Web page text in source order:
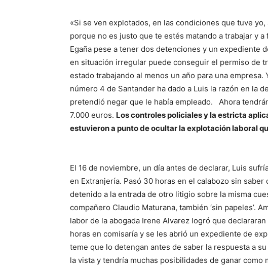
«Si se ven explotados, en las condiciones que tuve
porque no es justo que te estés matando a trabajar y
Egaña pese a tener dos detenciones y un expediente
en situación irregular puede conseguir el permiso de
estado trabajando al menos un año para una
número 4 de Santander ha dado a Luis la razón en la
pretendió negar que le había empleado.
Ahora
7.000 euros. Los controles policiales y la estricta
estuvieron a punto de ocultar la explotación laboral
El 16 de noviembre, un día antes de declarar, Luis
en Extranjería. Pasó 30 horas en el calabozo sin
detenido a la entrada de otro litigio sobre la misma
compañero Claudio Maturana, también ‘sin papeles’.
labor de la abogada Irene Alvarez logró que
horas en comisaría y se les abrió un expediente de
teme que lo detengan antes de saber la respuesta a
la vista y tendría muchas posibilidades de ganar como